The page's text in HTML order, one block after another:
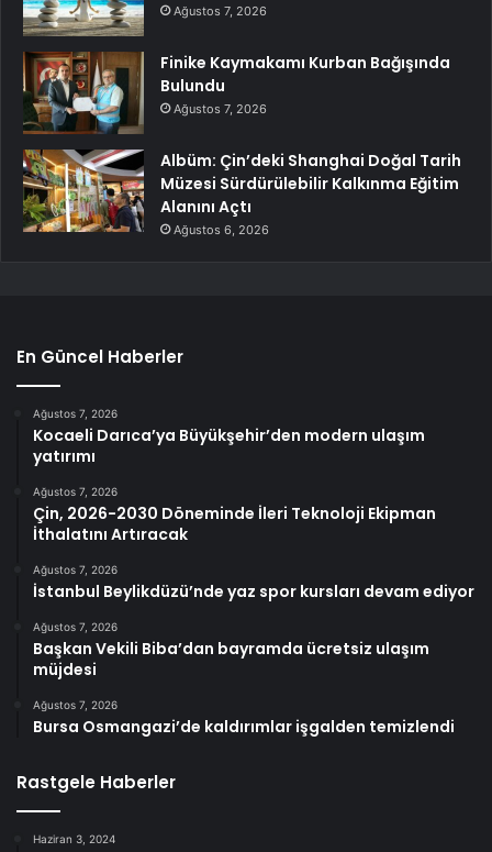
Ağustos 7, 2026
Finike Kaymakamı Kurban Bağışında
Bulundu
Ağustos 7, 2026
Albüm: Çin’deki Shanghai Doğal Tarih
Müzesi Sürdürülebilir Kalkınma Eğitim
Alanını Açtı
Ağustos 6, 2026
En Güncel Haberler
Ağustos 7, 2026
Kocaeli Darıca’ya Büyükşehir’den modern ulaşım
yatırımı
Ağustos 7, 2026
Çin, 2026-2030 Döneminde İleri Teknoloji Ekipman
İthalatını Artıracak
Ağustos 7, 2026
İstanbul Beylikdüzü’nde yaz spor kursları devam ediyor
Ağustos 7, 2026
Başkan Vekili Biba’dan bayramda ücretsiz ulaşım
müjdesi
Ağustos 7, 2026
Bursa Osmangazi’de kaldırımlar işgalden temizlendi
Rastgele Haberler
Haziran 3, 2024